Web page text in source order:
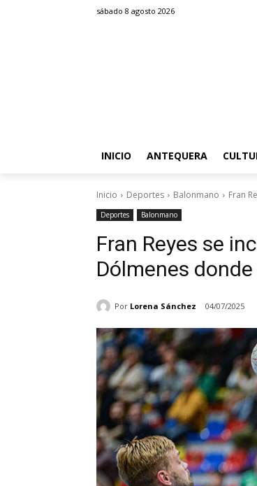
sábado 8 agosto 2026
INICIO ANTEQUERA
Inicio Deportes Balonmano Fran
Deportes Balonmano
Fran Reyes se
Dólmenes
Por Lorena Sánchez 04/07/2025